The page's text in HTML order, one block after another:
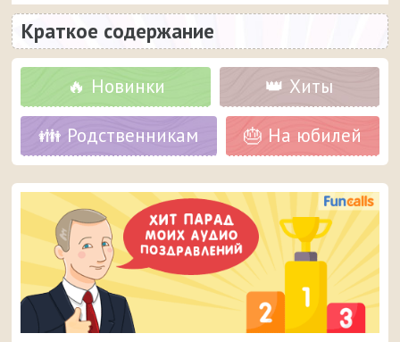
Краткое содержание
🔥 Новинки 👑 Хиты
👪 Родственникам 🎂 На юбилей